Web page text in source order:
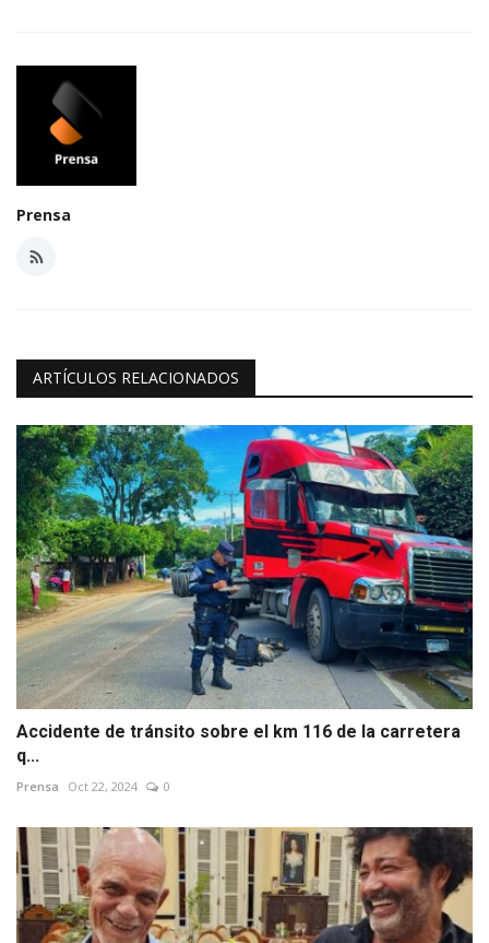
Prensa
ARTÍCULOS RELACIONADOS
Accidente de tránsito sobre el km 116 de la carretera
q...
Prensa Oct 22, 2024 0